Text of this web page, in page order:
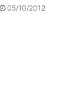
05/10/2012